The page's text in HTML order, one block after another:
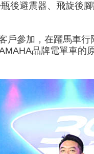
後避震器、飛旋後
戶參加，在躍馬車
品牌電單車